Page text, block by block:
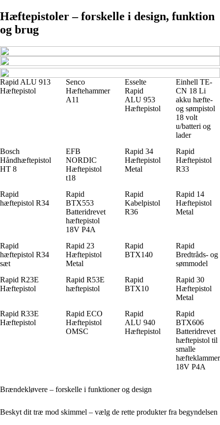
Hæftepistoler – forskelle i design, funktion
og brug
Rapid ALU 913
Hæftepistol
Senco
Hæftehammer
A11
Esselte
Rapid
ALU 953
Hæftepistol
Einhell TE-
CN 18 Li
akku hæfte-
og sømpistol
18 volt
u/batteri og
lader
Bosch
Håndhæftepistol
HT 8
EFB
NORDIC
Hæftepistol
t18
Rapid 34
Hæftepistol
Metal
Rapid
Hæftepistol
R33
Rapid
hæftepistol R34
Rapid
BTX553
Batteridrevet
hæftepistol
18V P4A
Rapid
Kabelpistol
R36
Rapid 14
Hæftepistol
Metal
Rapid
hæftepistol R34
sæt
Rapid 23
Hæftepistol
Metal
Rapid
BTX140
Rapid
Bredtråds- og
sømmodel
Rapid R23E
Hæftepistol
Rapid R53E
hæftepistol
Rapid
BTX10
Rapid 30
Hæftepistol
Metal
Rapid R33E
Hæftepistol
Rapid ECO
Hæftepistol
OMSC
Rapid
ALU 940
Hæftepistol
Rapid
BTX606
Batteridrevet
hæftepistol til
smalle
hæfteklammer
18V P4A
Brændekløvere – forskelle i funktioner og design
Beskyt dit træ mod skimmel – vælg de rette produkter fra begyndelsen